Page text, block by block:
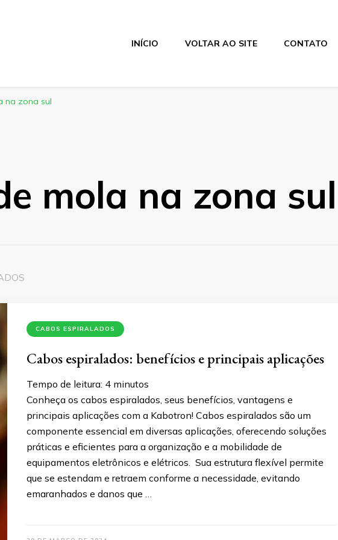
INÍCIO VOLTAR AO SITE CONTATO
na zona sul
mola na zona sul
CABOS ESPIRALADOS
Cabos espiralados: benefícios e principais aplicações
Tempo de leitura: 4 minutos
Conheça os cabos espiralados, seus benefícios, vantagens e
principais aplicações com a Kabotron! Cabos espiralados são um
componente essencial em diversas aplicações, oferecendo soluções
práticas e eficientes para a organização e a mobilidade de
equipamentos eletrônicos e elétricos. Sua estrutura flexível permite
que se estendam e retraem conforme a necessidade, evitando
emaranhados e danos que …